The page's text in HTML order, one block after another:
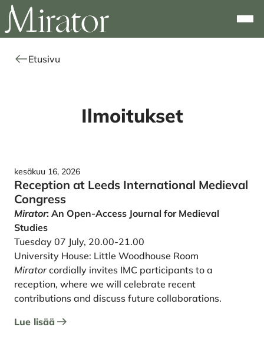
Alkuun
Etusivu
Ilmoitukset
kesäkuu 16, 2026
Reception at Leeds International Medieval
Congress
Mirator: An Open-Access Journal for Medieval
Studies
Tuesday 07 July, 20.00-21.00
University House: Little Woodhouse Room
Miratorcordially invites IMC participants to a
reception, where we will celebrate recent
contributions and discuss future collaborations.
Lue lisää